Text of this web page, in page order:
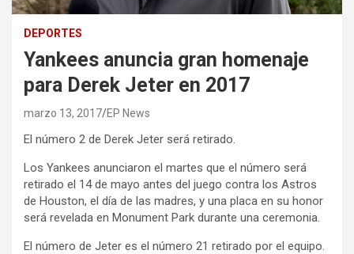
DEPORTES
Yankees anuncia gran homenaje
para Derek Jeter en 2017
marzo 13, 2017 EP News
El número 2 de Derek Jeter será retirado.
Los Yankees anunciaron el martes que el número será
retirado el 14 de mayo antes del juego contra los Astros
de Houston, el día de las madres, y una placa en su honor
será revelada en Monument Park durante una ceremonia.
El número de Jeter es el número 21 retirado por el equipo.